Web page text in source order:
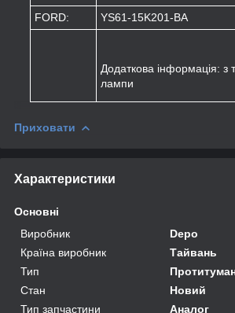
FORD:
YS61-15K201-BA
Додаткова інформація: з
лампи
Приховати
Характеристики
Основні
Виробник
Depo
Країна виробник
Тайвань
Тип
Стан
Новий
Тип запчастини
Аналог